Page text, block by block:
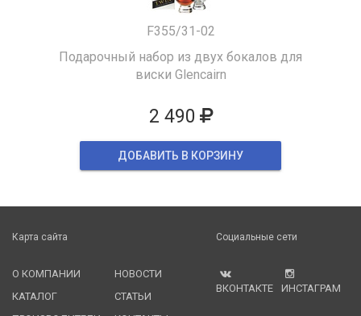
F355/31-02
Подарочный набор из двух бокалов для
виски Glencairn
2 490
ДОБАВИТЬ В КОРЗИНУ
Карта сайта
О КОМПАНИИ
КАТАЛОГ
НОВОСТИ
СТАТЬИ
Социальные сети
ВКОНТАКТЕ ИНСТАГРАМ